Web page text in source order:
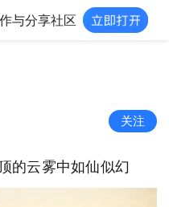
与分享社区
关注
的云雾中如仙似幻